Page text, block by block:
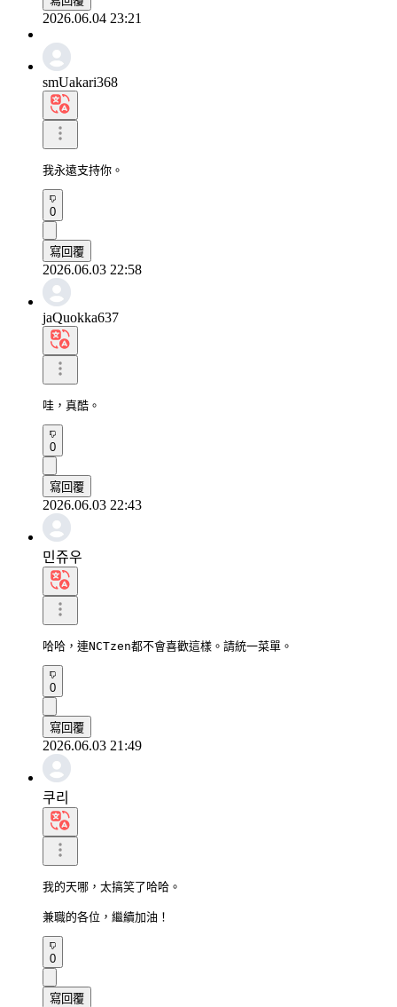
2026.06.04 23:21
smUakari368
我永遠支持你。
0
寫回覆
2026.06.03 22:58
jaQuokka637
哇，真酷。
0
寫回覆
2026.06.03 22:43
민쥬우
哈哈，連NCTzen都不會喜歡這樣。請統一菜單。
0
寫回覆
2026.06.03 21:49
쿠리
我的天哪，太搞笑了哈哈。
兼職的各位，繼續加油！
0
寫回覆